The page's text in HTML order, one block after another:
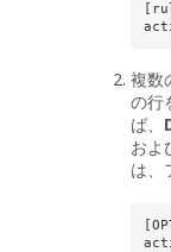
複数
の行
ば、
およ
は、